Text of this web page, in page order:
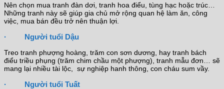
Nên chọn mua tranh đàn dơi, tranh hoa điểu, tùng hạc hoặc trúc…
Những tranh này sẽ giúp gia chủ mở rộng quan hệ làm ăn, công
việc, mua bán đều trở nên thuận lợi.
· Người tuổi Dậu
Treo tranh phượng hoàng, trăm con sơn dương, hay tranh bách
điểu triều phụng (trăm chim chầu một phượng), tranh mẫu đơn… sẽ
mang lại nhiều tài lộc, sự nghiệp hanh thông, con cháu sum vầy.
· Người tuổi Tuất